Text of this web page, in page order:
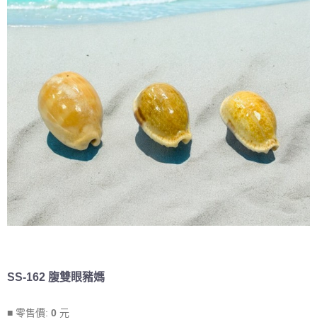
SS-162 腹雙眼豬媽
■ 零售價: 0 元